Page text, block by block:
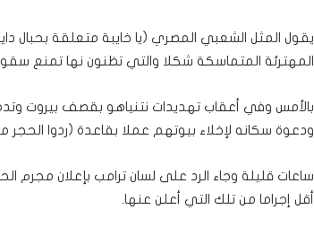
يقول المثل الشعبي المصري (يا خايبة متعلقة
المهترئة المتماسكة شكلا والتي تظنون نها تمنع
بالأمس وفي أعقاب تهديدات نتنياهو بقصف بيروت
ودعوة سكانه لإخلاء بيوتهم عملا بقاعدة (ردوا الحجر
ساعات قليلة وجاء الرد على لسان ترامب بإعلان مجرم
أقل إجراما من تلك التي أعلن عنها.